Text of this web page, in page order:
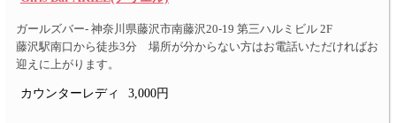
ガールズバー- 神奈川県藤沢市南藤沢20-19 第三ハルミビル 2F
藤沢駅南口から徒歩3分 場所が分からない方はお電話いただければお
迎えに上がります。
カウンターレディ 3,000円